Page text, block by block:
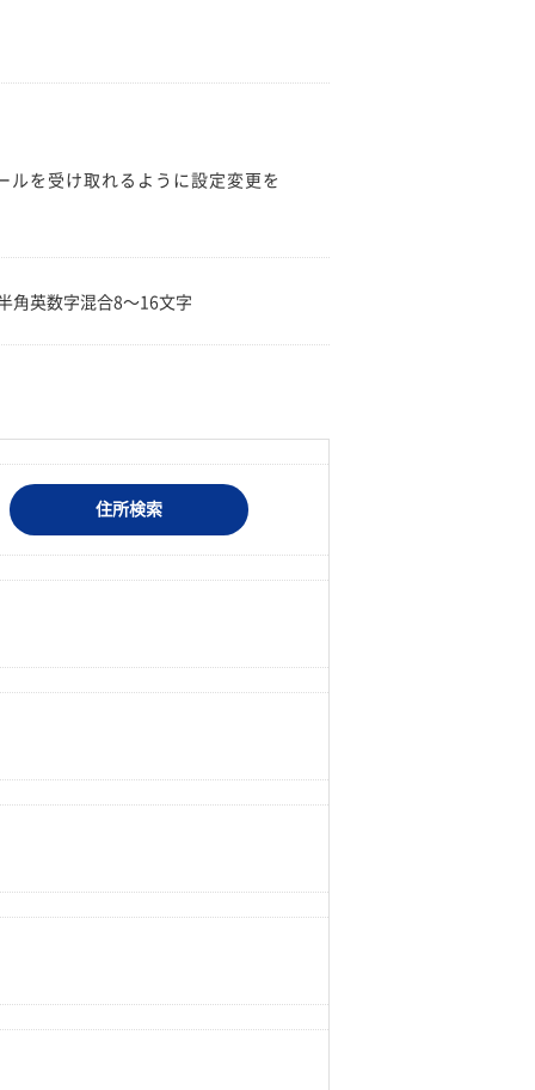
を受け取れるように設定変更を
角英数字混合8〜16文字
住所検索